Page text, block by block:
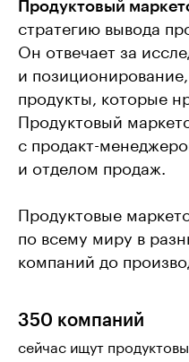
Продуктовый
стратегию вывода
Он отвечает за
и
продукты, которые
Продуктовый
с продакт-
и отделом продаж.
Продуктовые
по всему миру в
компаний до
350 компаний
сейчас ищут